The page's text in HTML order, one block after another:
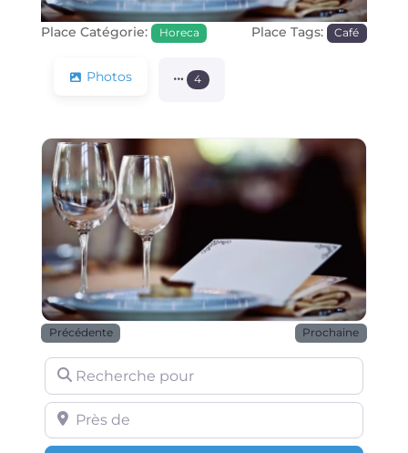
Place Catégorie: Horeca Place Tags: Café
Photos 4
Précédente Prochaine
Recherche pour
Près de